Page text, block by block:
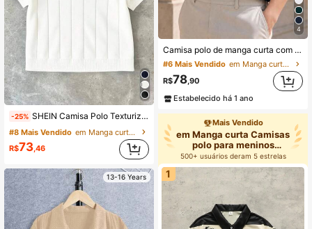
-25% SHEIN Camisa Polo Texturizada Confortável com Colarinho Virado para Baixo, Estilo Casual de Rua para Adolescentes Meninos, Versátil para Transporte, Escola, Dia a Dia, Férias, Esportes, Adequada para Primavera/Verão
#8 Mais Vendido
em Manga curta Camisas polo para meninos adolescen
R$73,46
13-16 Years
4
Camisa polo de manga curta com gola de contraste listrada azul-marinho clássica para meninos adolescentes, adequada para escola, encontros e uso diário
#6 Mais Vendido
em Manga curta Camisas polo para meninos adolescen
R$78 ,90
Estabelecido há 1 ano
Mais Vendido
em Manga curta Camisas
polo para meninos
adolescen
500+ usuários deram 5 estrelas
1